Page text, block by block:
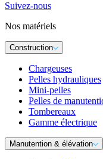
Suivez-nous
Nos matériels
Construction
Chargeuses
Pelles hydrauliques
Mini-pelles
Pelles de
Tombereaux
Gamme électrique
Manutention & élévation